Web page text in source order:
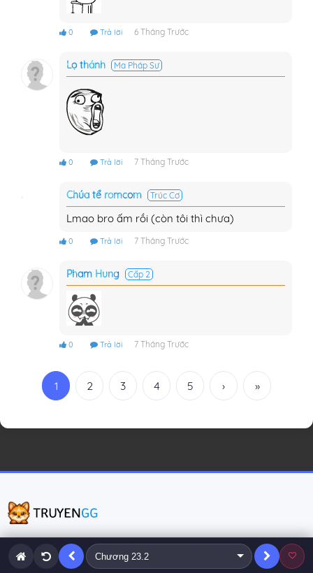
0 Trả lời 6 Tháng Trước
Lọ thánh Ma Pháp Sư
0 Trả lời 7 Tháng Trước
Chúa tể romcom Trúc Cơ
Lmao bro ấm rồi (còn tôi thì chưa)
0 Trả lời 7 Tháng Trước
Pham Hung Cấp 2
0 Trả lời 7 Tháng Trước
1 2 3 4 5 › »
Trang web này cung cấp truyện tranh chỉ với mục đích giải trí và
không chịu trách nhiệm về nội dung quảng cáo hoặc liên kết từ bên